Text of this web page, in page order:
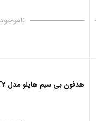
ناموجود
هدفون بی‌ سیم هایلو مدل GT2